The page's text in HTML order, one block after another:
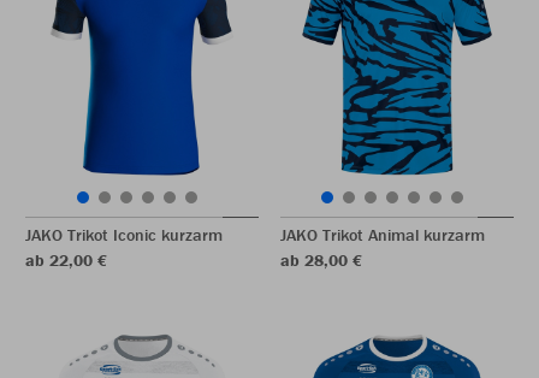
JAKO Trikot Iconic kurzarm
ab 22,00 €
JAKO Trikot Animal kurzarm
ab 28,00 €